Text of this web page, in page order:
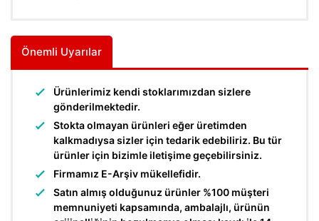
Önemli Uyarılar
Ürünlerimiz kendi stoklarımızdan sizlere
gönderilmektedir.
Stokta olmayan ürünleri eğer üretimden
kalkmadıysa sizler için tedarik edebiliriz. Bu tür
ürünler için bizimle iletişime geçebilirsiniz.
Firmamız E-Arşiv mükellefidir.
Satın almış olduğunuz ürünler %100 müşteri
memnuniyeti kapsamında, ambalajlı, ürünün